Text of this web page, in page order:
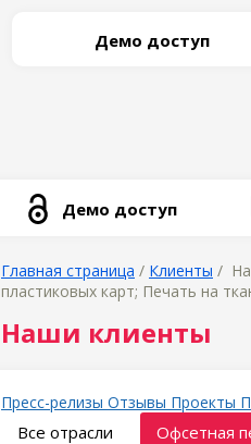
Демо доступ
Демо доступ
Главная страница / Клиенты /
пластиковых карт; Печать на
Наши клиенты
Пресс-релизы Отзывы Проекты
Все отрасли Офсетная